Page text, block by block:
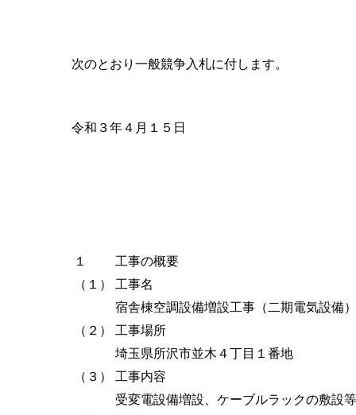
次のとおり一般競争入札に付します。
令和３年４月１５日
１
工事の概要
（１）
工事名
宿舎棟空調設備増設工事（二期電気設備）
（２）
工事場所
埼玉県所沢市並木４丁目１番地
（３）
工事内容
受変電設備増設、ケーブルラックの敷設等